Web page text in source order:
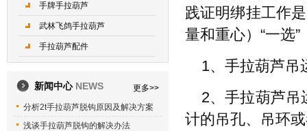
践证明绑挂工作
量和重心）“一选
1、手拉葫芦吊
2、手拉葫芦吊
计的吊孔、吊环
手牌手拉葫芦
武林飞鸽手拉葫芦
手拉葫芦配件
新闻中心 NEWS
更多>>
分析2t手拉葫芦脱钩原因及解决方案
浅谈手拉葫芦脱钩的解决办法